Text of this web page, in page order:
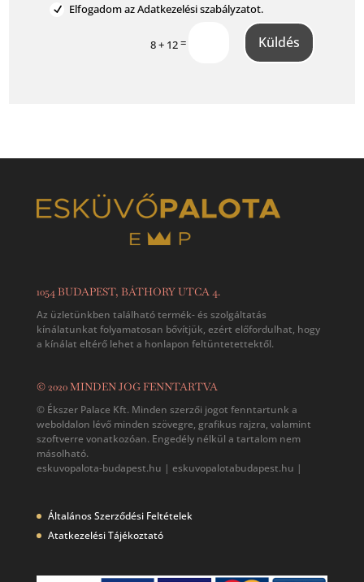
Elfogadom az Adatkezelési szabályzatot.
8 + 12= Küldés
1054 BUDAPEST, BÁTHORY UTCA 4.
Az üzletünkben található termék- és szolgáltatás
kínálatunkat folyamatosan bővítjük, ezért előfordulhat, hogy
a kínálat eltérő lehet a honlapon feltüntetettektől.
© 2020 MINDEN JOG FENNTARTVA
© Ékszer Palace Kft. Minden szerzői jogot fenntartunk a
weboldalon lévő minden szövegre, grafikus rajzra, valamint
szoftverre vonatkozóan. Engedély nélkül a tartalom nem
másolható.
eskuvopalota-budapest.hu | eskuvopalotabudapest.hu |
Általános Szerződési Feltételek
Atatkezelési Tájékoztató